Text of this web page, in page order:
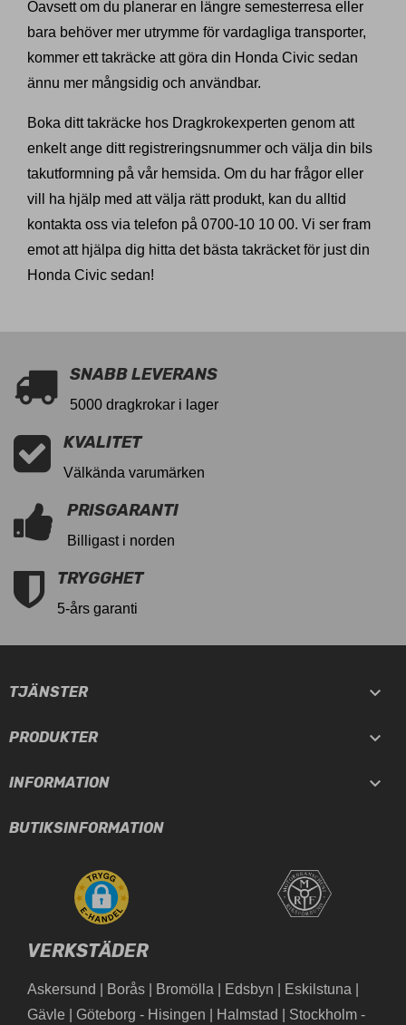
Oavsett om du planerar en längre semesterresa eller
bara behöver mer utrymme för vardagliga transporter,
kommer ett takräcke att göra din Honda Civic sedan
ännu mer mångsidig och användbar.
Boka ditt takräcke hos Dragkrokexperten genom att
enkelt ange ditt registreringsnummer och välja din bils
takutformning på vår hemsida. Om du har frågor eller
vill ha hjälp med att välja rätt produkt, kan du alltid
kontakta oss via telefon på 0700-10 10 00. Vi ser fram
emot att hjälpa dig hitta det bästa takräcket för just din
Honda Civic sedan!
SNABB LEVERANS
5000 dragkrokar i lager
KVALITET
Välkända varumärken
PRISGARANTI
Billigast i norden
TRYGGHET
5-års garanti
TJÄNSTER 
PRODUKTER 
INFORMATION 
BUTIKSINFORMATION
VERKSTÄDER
Askersund Borås Bromölla Edsbyn Eskilstuna
Gävle
Göteborg - Hisingen Halmstad Stockholm -